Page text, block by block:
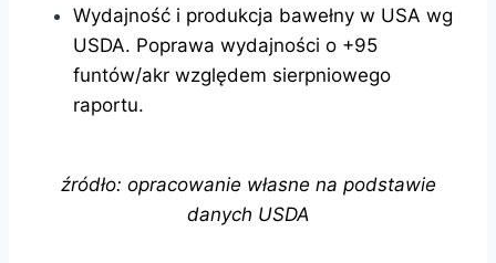
Wydajność i produkcja bawełny w USA wg
USDA. Poprawa wydajności o +95
funtów/akr względem sierpniowego
raportu.
źródło: opracowanie własne na podstawie
danych USDA